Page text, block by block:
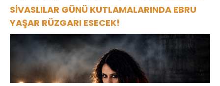
SİVASLILAR GÜNÜ KUTLAMALARINDA EBRU
YAŞAR RÜZGARI ESECEK!